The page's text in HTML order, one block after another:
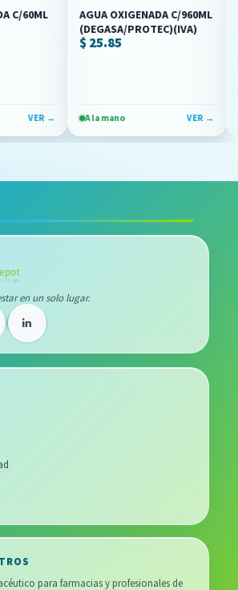
VER →
AGUA OXIGENADA C/960ML
(DEGASA/PROTEC)(IVA)
$ 25.85
A la mano VER →
en un solo lugar.
para farmacias y profesionales de